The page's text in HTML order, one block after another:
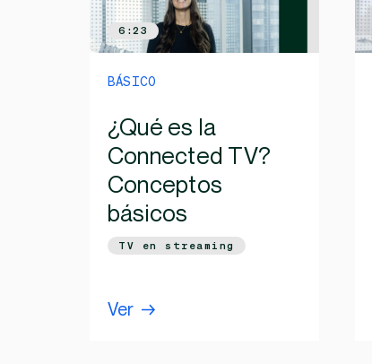
6:23
BÁSICO
¿Qué es la
Connected TV?
Conceptos
básicos
TV en streaming
Ver